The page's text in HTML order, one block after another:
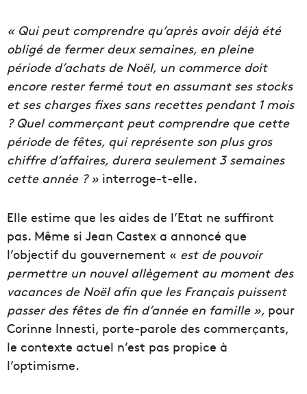
« Qui peut comprendre qu’après avoir déjà été
obligé de fermer deux semaines, en pleine
période d’achats de Noël, un commerce doit
encore rester fermé tout en assumant ses stocks
et ses charges fixes sans recettes pendant 1 mois
? Quel commerçant peut comprendre que cette
période de fêtes, qui représente son plus gros
chiffre d’affaires, durera seulement 3 semaines
cette année ? » interroge-t-elle.
Elle estime que les aides de l’Etat ne suffiront
pas. Même si Jean Castex a annoncé que
l’objectif du gouvernement « est de pouvoir
permettre un nouvel allègement au moment des
vacances de Noël afin que les Français puissent
passer des fêtes de fin d’année en famille », pour
Corinne Innesti, porte-parole des commerçants,
le contexte actuel n’est pas propice à
l’optimisme.